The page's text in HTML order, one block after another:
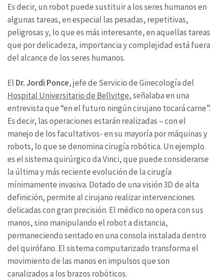
Es decir, un robot puede sustituir a los seres humanos en
algunas tareas, en especial las pesadas, repetitivas,
peligrosas y, lo que es más interesante, en aquellas tareas
que por delicadeza, importancia y complejidad está fuera
del alcance de los seres humanos.
El Dr. Jordi Ponce, jefe de Servicio de Ginecología del
Hospital Universitario de Bellvitge, señalaba en una
entrevista que “en el futuro ningún cirujano tocará carne”.
Es decir, las operaciones estarán realizadas – con el
manejo de los facultativos- en su mayoría por máquinas y
robots, lo que se denomina cirugía robótica. Un ejemplo
es el sistema quirúrgico da Vinci, que puede considerarse
la última y más reciente evolución de la cirugía
mínimamente invasiva. Dotado de una visión 3D de alta
definición, permite al cirujano realizar intervenciones
delicadas con gran precisión. El médico no opera con sus
manos, sino manipulando el robot a distancia,
permaneciendo sentado en una consola instalada dentro
del quirófano. El sistema computarizado transforma el
movimiento de las manos en impulsos que son
canalizados a los brazos robóticos.